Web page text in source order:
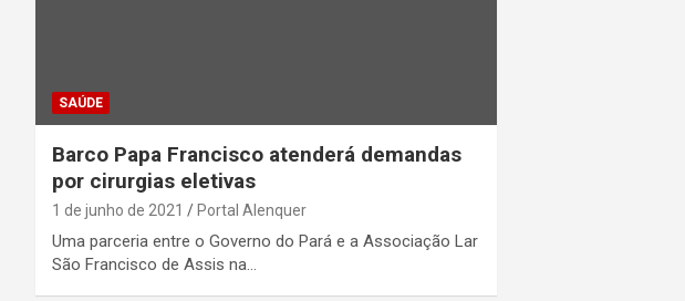
SAÚDE
Barco Papa Francisco atenderá demandas
por cirurgias eletivas
1 de junho de 2021 Portal Alenquer
Uma parceria entre o Governo do Pará e a Associação Lar
São Francisco de Assis na…